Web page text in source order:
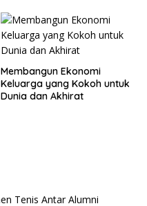
Membangun Ekonomi
Keluarga yang Kokoh untuk
Dunia dan Akhirat